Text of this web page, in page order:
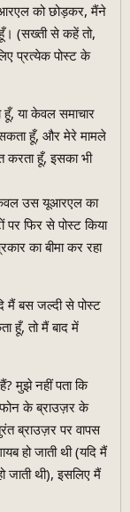
को छोड़कर, मैंने
(सख्ती से कहें तो,
प्रत्येक पोस्ट के
या केवल समाचार
हूँ, और मेरे मामले
करता हूँ, इसका भी
केवल उस यूआरएल का
पर फिर से पोस्ट किया
का बीमा कर रहा
मैं बस जल्दी से पोस्ट
हूँ, तो मैं बाद में
मुझे नहीं पता कि
के ब्राउज़र के
ब्राउज़र पर वापस
हो जाती थी (यदि मैं
जाती थी), इसलिए मैं